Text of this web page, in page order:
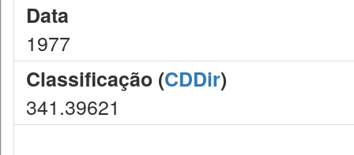
Data
1977
Classificação (CDDir)
341.39621